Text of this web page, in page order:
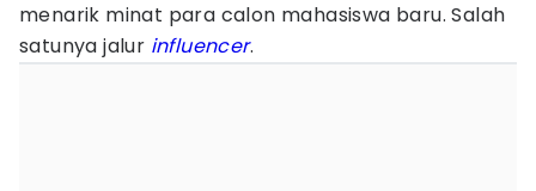
menarik minat para calon mahasiswa baru. Salah
satunya jalur influencer.